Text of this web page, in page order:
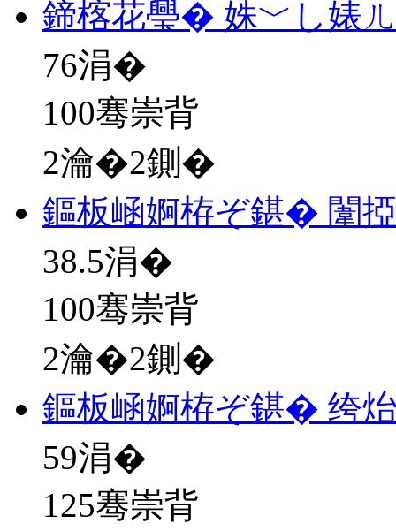
鍗楁花璺� 姝﹀し婊
76涓�
100骞崇背
2瀹�2鍘�
鏂板崡婀栫ぞ鍖� 闈
38.5涓�
100骞崇背
2瀹�2鍘�
鏂板崡婀栫ぞ鍖� 绔
59涓�
125骞崇背